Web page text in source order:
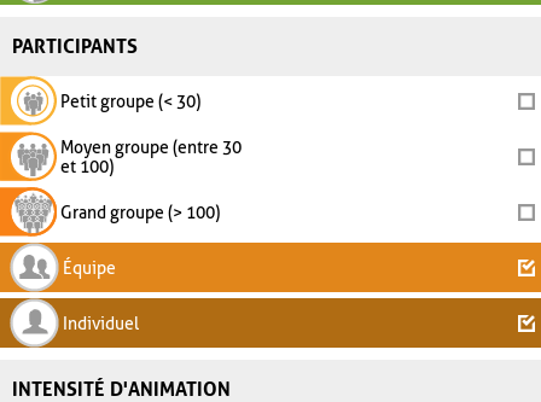
PARTICIPANTS
Petit groupe (< 30)
Moyen groupe (entre 30
et 100)
Grand groupe (> 100)
Équipe
Individuel
INTENSITÉ D'ANIMATION